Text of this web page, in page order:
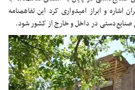
اشاره و ابراز امیدواری کرد اینتفاهمنامه
صنایع‌دستی در داخل و خارج از کشور شود.